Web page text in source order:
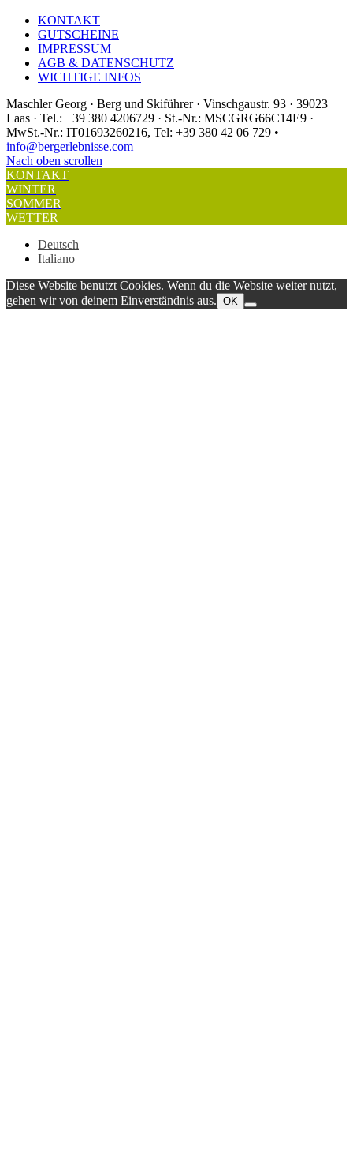
KONTAKT
GUTSCHEINE
IMPRESSUM
AGB & DATENSCHUTZ
WICHTIGE INFOS
Maschler Georg · Berg und Skiführer · Vinschgaustr. 93 · 39023
Laas · Tel.: +39 380 4206729 · St.-Nr.: MSCGRG66C14E9 ·
MwSt.-Nr.: IT01693260216, Tel: +39 380 42 06 729 •
info@bergerlebnisse.com
Nach oben scrollen
KONTAKT
WINTER
SOMMER
WETTER
Deutsch
Italiano
Diese Website benutzt Cookies. Wenn du die Website weiter nutzt,
gehen wir von deinem Einverständnis aus. OK